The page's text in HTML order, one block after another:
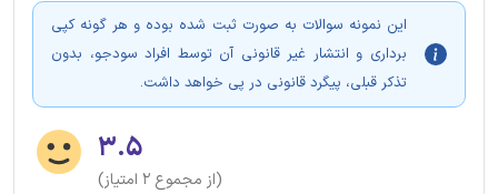
این نمونه سوالات به صورت ثبت شده بوده و هر گونه کپی
برداری و انتشار غیر قانونی آن توسط افراد سودجو، بدون
تذکر قبلی، پیگرد قانونی در پی خواهد داشت.
۳.۵
(از مجموع ۲ امتیاز)